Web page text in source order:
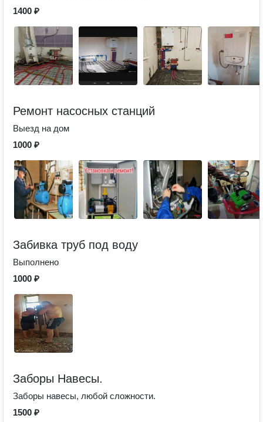
1400 ₽
Ремонт насосных станций
Выезд на дом
1000 ₽
Забивка труб под воду
Выполнено
1000 ₽
Заборы Навесы.
Заборы навесы, любой сложности.
1500 ₽